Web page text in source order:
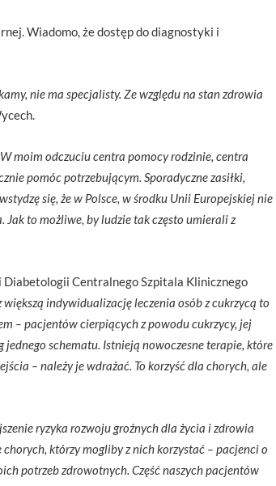
Wiadomo, że dostęp do diagnostyki i
nie ma specjalisty. Ze względu na stan zdrowia
moim odczuciu centra pomocy rodzinie, centra
pomóc potrzebującym. Sporadyczne zasiłki,
się, że w Polsce, w środku Unii Europejskiej nie
to możliwe, by ludzie tak często umierali z
Centralnego Szpitala Klinicznego
indywidualizację leczenia osób z cukrzycą to
– pacjentów cierpiących z powodu cukrzycy, jej
schematu. Istnieją nowoczesne terapie, które
– należy je wdrażać. To korzyść dla chorych, ale
ryzyka rozwoju groźnych dla życia i zdrowia
którzy mogliby z nich korzystać – pacjenci o
potrzeb zdrowotnych. Część naszych pacjentów